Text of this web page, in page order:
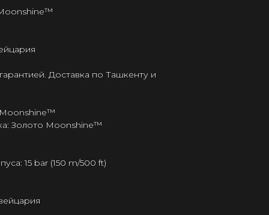
Доставка по Ташкенту и
Золото Moonshine™
15 bar (150 m/500 ft)